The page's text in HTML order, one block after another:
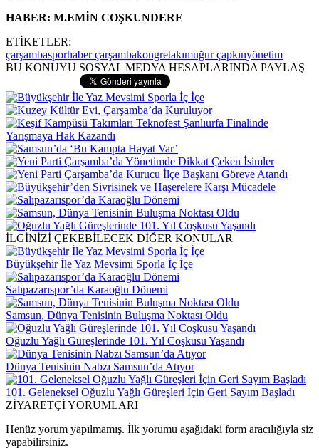
HABER: M.EMİN COŞKUNDERE
ETİKETLER:
çarşambasporhaber çarşambakongretakımuğur çapkınyönetim
BU KONUYU SOSYAL MEDYA HESAPLARINDA PAYLAŞ
İLGİNİZİ ÇEKEBİLECEK DİĞER KONULAR
Büyükşehir İle Yaz Mevsimi Sporla İç İçe
Salıpazarıspor’da Karaoğlu Dönemi
Samsun, Dünya Tenisinin Buluşma Noktası Oldu
Oğuzlu Yağlı Güreşlerinde 101. Yıl Coşkusu Yaşandı
Dünya Tenisinin Nabzı Samsun’da Atıyor
101. Geleneksel Oğuzlu Yağlı Güreşleri İçin Geri Sayım Başladı
ZİYARETÇİ YORUMLARI
Henüz yorum yapılmamış. İlk yorumu aşağıdaki form aracılığıyla siz
yapabilirsiniz.